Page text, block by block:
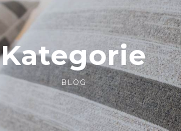
Kategorie
BLOG